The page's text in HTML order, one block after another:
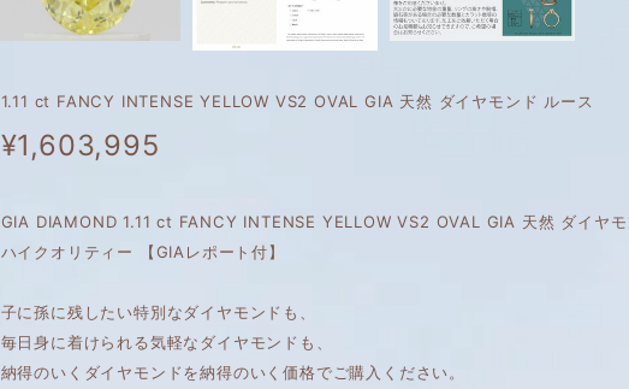
1.11 ct FANCY INTENSE YELLOW VS2 OVAL GIA 天然 ダイヤモンド ルース
¥1,603,995
GIA DIAMOND 1.11 ct FANCY INTENSE YELLOW VS2 OVAL GIA 天然 ダイヤ
ハイクオリティー 【GIAレポート付】
子に孫に残したい特別なダイヤモンドも、
毎日身に着けられる気軽なダイヤモンドも、
納得のいくダイヤモンドを納得のいく価格でご購入ください。